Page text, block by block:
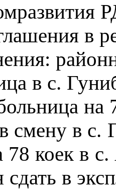
в
в с.
смену в с.
78 коек в
сдать в